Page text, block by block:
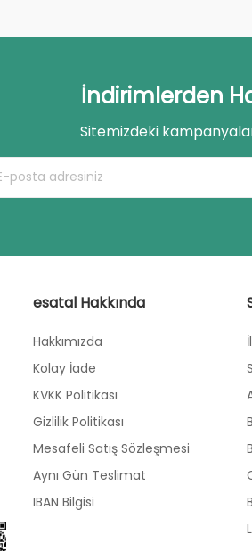
İndirimlerden
Sitemizdeki
esatal Hakkında
Hakkımızda
Kolay İade
KVKK Politikası
Gizlilik Politikası
Mesafeli Satış Sözleşmesi
Aynı Gün Teslimat
IBAN Bilgisi